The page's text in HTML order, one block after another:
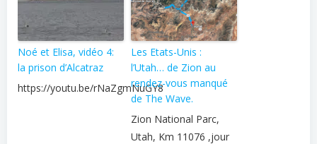
Noé et Elisa, vidéo 4:
la prison d’Alcatraz
https://youtu.be/rNaZgmNuGY8
Les Etats-Unis :
l’Utah… de Zion au
rendez-vous manqué
de The Wave.
Zion National Parc,
Utah, Km 11076 ,jour